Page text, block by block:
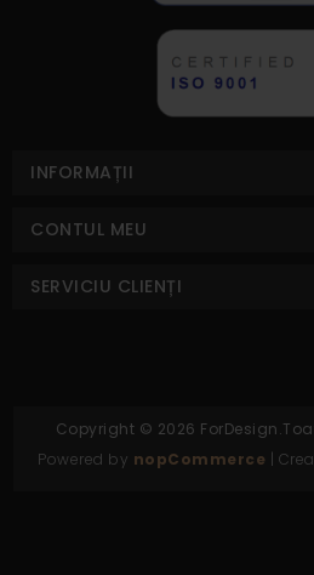
INFORMAȚII
CONTUL MEU
SERVICIU CLIENȚI
Copyright © 2026
Powered by nopCommerce |